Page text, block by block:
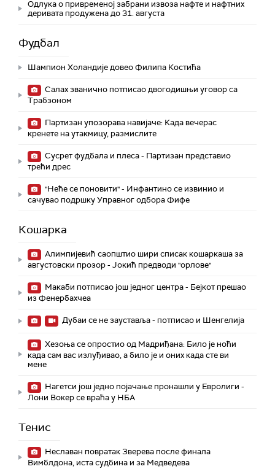
Одлука о привременој забрани извоза нафте и нафтних
деривата продужена до 31. августа
Фудбал
Шампион Холандије довео Филипа Костића
Салах званично потписао двогодишњи уговор са
Трабзоном
Партизан упозорава навијаче: Када вечерас
кренете на утакмицу, размислите
Сусрет фудбала и плеса - Партизан представио
трећи дрес
"Неће се поновити" - Инфантино се извинио и
сачувао подршку Управног одбора Фифе
Кошарка
Алимпијевић саопштио шири списак кошаркаша за
августовски прозор - Јокић предводи "орлове"
Макаби потписао још једног центра - Бејкот прешао
из Фенербахчеа
Дубаи се не зауставља - потписао и Шенгелија
Хезоња се опростио од Мадриђана: Било је ноћи
када сам вас излуђивао, а било је и оних када сте ви
мене
Нагетси још једно појачање пронашли у Евролиги -
Лони Вокер се враћа у НБА
Тенис
Неславан повратак Зверева после финала
Вимблдона, иста судбина и за Медведева